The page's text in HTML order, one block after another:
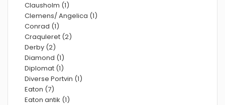
Clausholm (1)
Clemens/ Angelica (1)
Conrad (1)
Craquleret (2)
Derby (2)
Diamond (1)
Diplomat (1)
Diverse Portvin (1)
Eaton (7)
Eaton antik (1)